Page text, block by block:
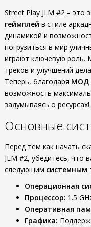
Street Play JLM #2 –
геймплей в стиле
динамикой и
погрузиться в мир
играют ключевую роль.
треков и улучшений
Теперь, благодаря МОД
возможность
задумываясь о ресурсах!
Основные
Перед тем как начать
JLM #2, убедитесь, что
следующим системным
Операционная
Процессор: 1.5
Оперативная
Графика: